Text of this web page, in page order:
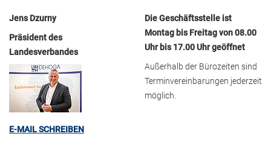
Jens Dzurny
Präsident des
Landesverbandes
E-MAIL SCHREIBEN
Die Geschäftsstelle ist
Montag bis Freitag von 08.00
Uhr bis 17.00 Uhr geöffnet
Außerhalb der Bürozeiten sind
Terminvereinbarungen jederzeit
möglich.